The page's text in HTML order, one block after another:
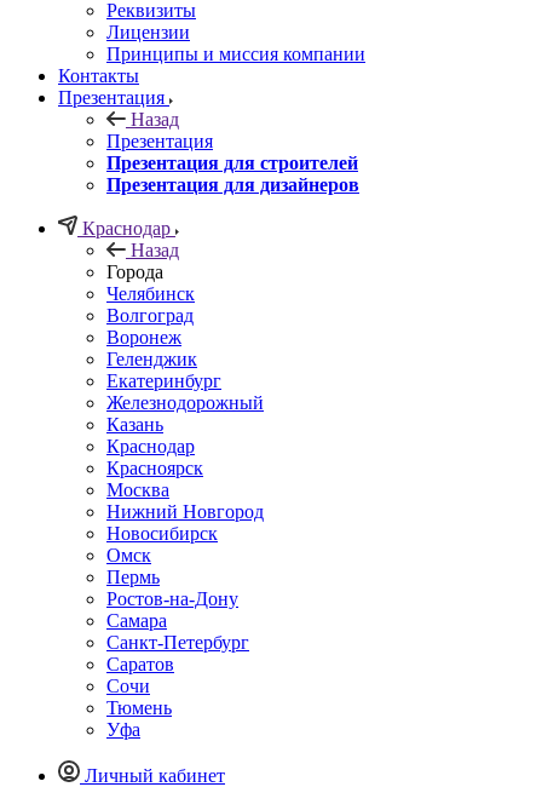
Реквизиты
Лицензии
Принципы и миссия компании
Контакты
Презентация
Назад
Презентация
Презентация для строителей
Презентация для дизайнеров
Краснодар
Назад
Города
Челябинск
Волгоград
Воронеж
Геленджик
Екатеринбург
Железнодорожный
Казань
Краснодар
Красноярск
Москва
Нижний Новгород
Новосибирск
Омск
Пермь
Ростов-на-Дону
Самара
Санкт-Петербург
Саратов
Сочи
Тюмень
Уфа
Личный кабинет